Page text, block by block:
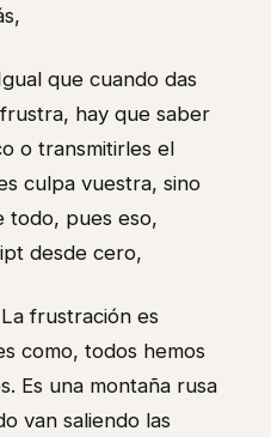
que cuando das
hay que saber
o transmitirles el
culpa vuestra, sino
todo, pues eso,
desde cero,
frustración es
como, todos hemos
Es una montaña rusa
van saliendo las